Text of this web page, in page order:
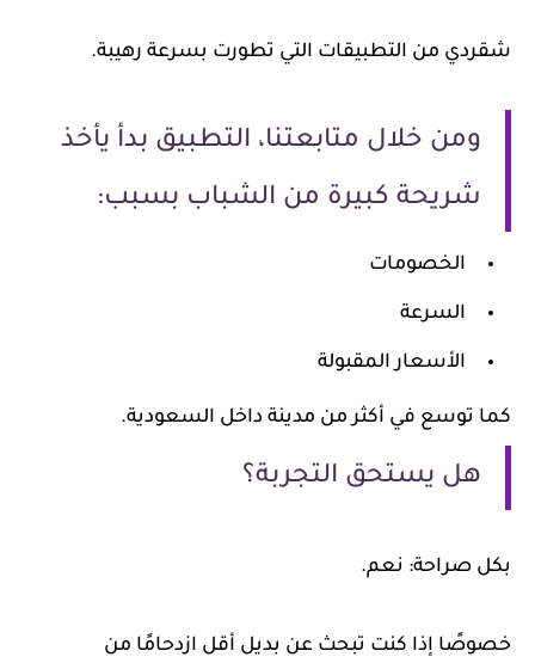
من التطبيقات التي تطورت بسرعة رهيبة.
ومن خلال متابعتنا، التطبيق بدأ يأخذ
شريحة كبيرة من الشباب بسبب:
الخصومات
السرعة
الأسعار المقبولة
توسع في أكثر من مدينة داخل السعودية.
هل يستحق التجربة؟
صراحة: نعم.
إذا كنت تبحث عن بديل أقل ازدحامًا من